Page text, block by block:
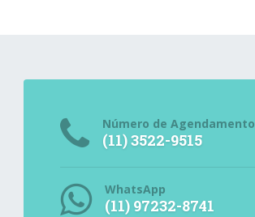
Número de Agendamento
(11) 3522-9515
WhatsApp
(11) 97232-8741